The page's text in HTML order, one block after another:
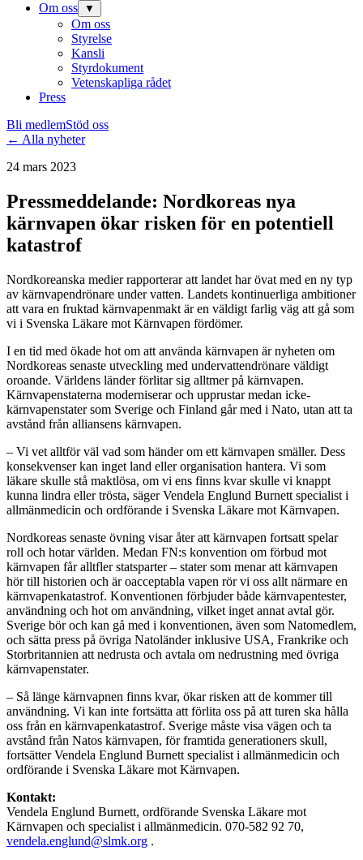
Om oss
▼
Om oss
Styrelse
Kansli
Styrdokument
Vetenskapliga rådet
Press
Bli medlemStöd oss
← Alla nyheter
24 mars 2023
Pressmeddelande: Nordkoreas nya
kärnvapen ökar risken för en potentiell
katastrof
Nordkoreanska medier rapporterar att landet har övat med en ny typ
av kärnvapendrönare under vatten. Landets kontinuerliga ambitioner
att vara en fruktad kärnvapenmakt är en väldigt farlig väg att gå som
vi i Svenska Läkare mot Kärnvapen fördömer.
I en tid med ökade hot om att använda kärnvapen är nyheten om
Nordkoreas senaste utveckling med undervattendrönare väldigt
oroande. Världens länder förlitar sig alltmer på kärnvapen.
Kärnvapenstaterna moderniserar och upprustar medan icke-
kärnvapenstater som Sverige och Finland går med i Nato, utan att ta
avstånd från alliansens kärnvapen.
– Vi vet alltför väl vad som händer om ett kärnvapen smäller. Dess
konsekvenser kan inget land eller organisation hantera. Vi som
läkare skulle stå maktlösa, om vi ens finns kvar skulle vi knappt
kunna lindra eller trösta, säger Vendela Englund Burnett specialist i
allmänmedicin och ordförande i Svenska Läkare mot Kärnvapen.
Nordkoreas senaste övning visar åter att kärnvapen fortsatt spelar
roll och hotar världen. Medan FN:s konvention om förbud mot
kärnvapen får alltfler statsparter – stater som menar att kärnvapen
hör till historien och är oacceptabla vapen rör vi oss allt närmare en
kärnvapenkatastrof. Konventionen förbjuder både kärnvapentester,
användning och hot om användning, vilket inget annat avtal gör.
Sverige bör och kan gå med i konventionen, även som Natomedlem,
och sätta press på övriga Natoländer inklusive USA, Frankrike och
Storbritannien att nedrusta och avtala om nedrustning med övriga
kärnvapenstater.
– Så länge kärnvapnen finns kvar, ökar risken att de kommer till
användning. Vi kan inte fortsätta att förlita oss på att turen ska hålla
oss från en kärnvapenkatastrof. Sverige måste visa vägen och ta
avstånd från Natos kärnvapen, för framtida generationers skull,
fortsätter Vendela Englund Burnett specialist i allmänmedicin och
ordförande i Svenska Läkare mot Kärnvapen.
Kontakt:
Vendela Englund Burnett, ordförande Svenska Läkare mot
Kärnvapen och specialist i allmänmedicin. 070-582 92 70,
vendela.englund@slmk.org .